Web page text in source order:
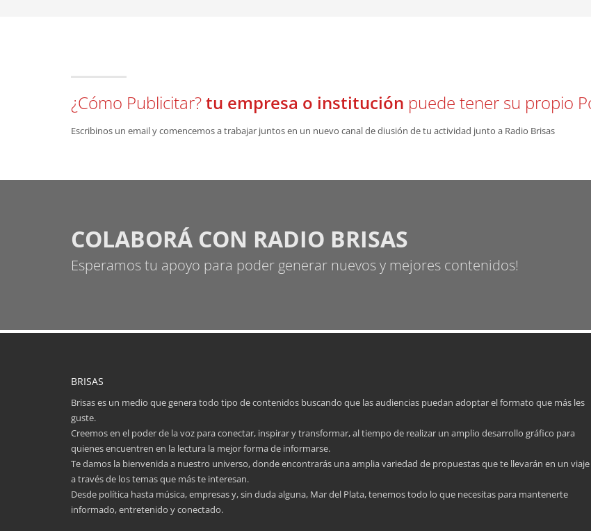
¿Cómo Publicitar?tu empresa o institución puede tener su propio
Escribinos un email y comencemos a trabajar juntos en un nuevo canal de diusión de tu actividad junto a Radio Brisas
COLABORÁ CON RADIO BRISAS
Esperamos tu apoyo para poder generar nuevos y mejores contenidos!
BRISAS
Brisas es un medio que genera todo tipo de contenidos buscando que las audiencias puedan adoptar el formato que más les
guste.
Creemos en el poder de la voz para conectar, inspirar y transformar, al tiempo de realizar un amplio desarrollo gráfico para
quienes encuentren en la lectura la mejor forma de informarse.
Te damos la bienvenida a nuestro universo, donde encontrarás una amplia variedad de propuestas que te llevarán en un viaje
a través de los temas que más te interesan.
Desde política hasta música, empresas y, sin duda alguna, Mar del Plata, tenemos todo lo que necesitas para mantenerte
informado, entretenido y conectado.